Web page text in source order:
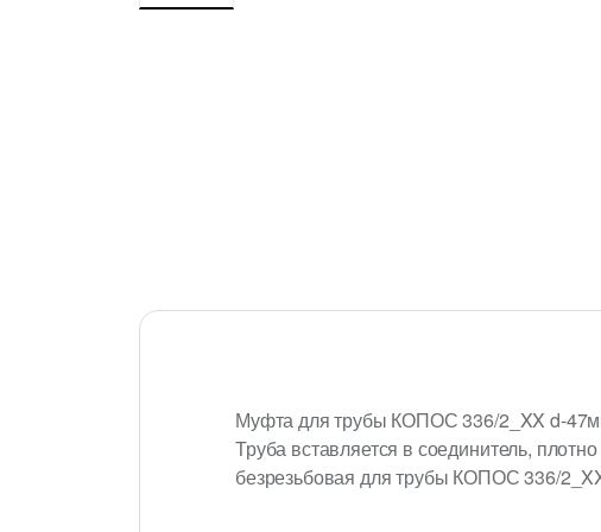
Муфта для трубы КОПОС 336/2_XX d-
Труба вставляется в соединитель,
безрезьбовая для трубы КОПОС 336/